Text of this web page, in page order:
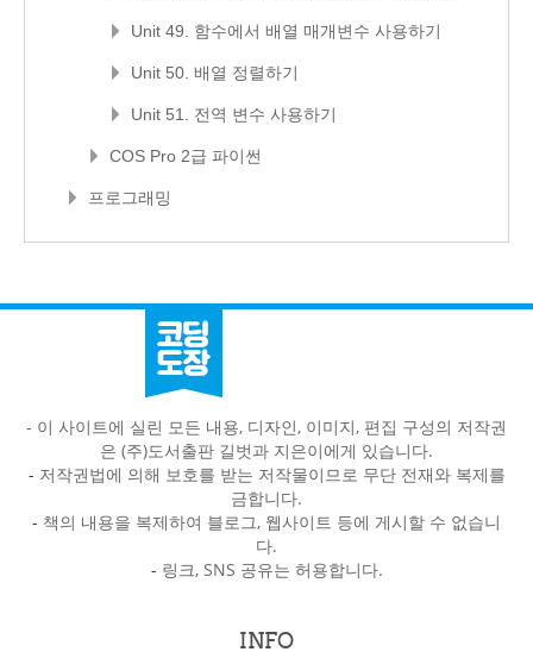
Unit 49. 함수에서 배열 매개변수 사용하기
Unit 50. 배열 정렬하기
Unit 51. 전역 변수 사용하기
COS Pro 2급 파이썬
프로그래밍
- 이 사이트에 실린 모든 내용, 디자인, 이미지, 편집 구성의 저작권
은 (주)도서출판 길벗과 지은이에게 있습니다.
- 저작권법에 의해 보호를 받는 저작물이므로 무단 전재와 복제를
금합니다.
- 책의 내용을 복제하여 블로그, 웹사이트 등에 게시할 수 없습니
다.
- 링크, SNS 공유는 허용합니다.
INFO